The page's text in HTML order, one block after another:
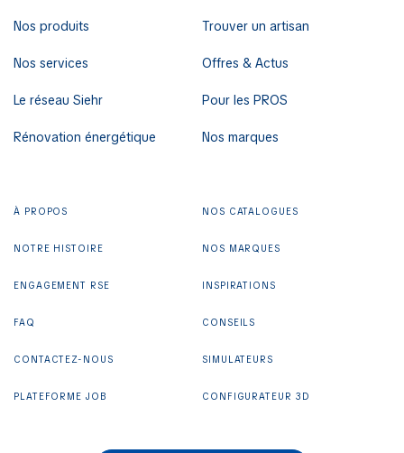
Nos produits
Nos services
Le réseau Siehr
Rénovation énergétique
Trouver un artisan
Offres & Actus
Pour les PROS
Nos marques
À PROPOS
NOTRE HISTOIRE
ENGAGEMENT RSE
FAQ
CONTACTEZ-NOUS
PLATEFORME JOB
NOS CATALOGUES
NOS MARQUES
INSPIRATIONS
CONSEILS
SIMULATEURS
CONFIGURATEUR 3D